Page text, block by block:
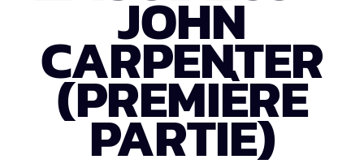
JOHN
CARPENTER
(PREMIÈRE
PARTIE)